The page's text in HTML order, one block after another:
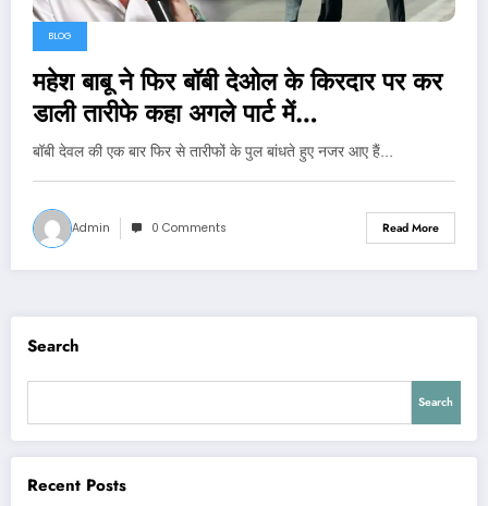
BLOG
महेश बाबू ने फिर बॉबी देओल के किरदार पर कर
डाली तारीफे कहा अगले पार्ट में…
बॉबी देवल की एक बार फिर से तारीफों के पुल बांधते हुए नजर आए हैं…
Admin 0 Comments Read More
Search
Search
Recent Posts